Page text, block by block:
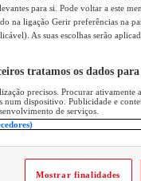
para si. Pode voltar a este
na ligação Gerir preferências na
As suas escolhas serão
tratamos os dados
precisos. Procurar
num dispositivo. Publicidade e
de serviços.
Mostrar finalidades